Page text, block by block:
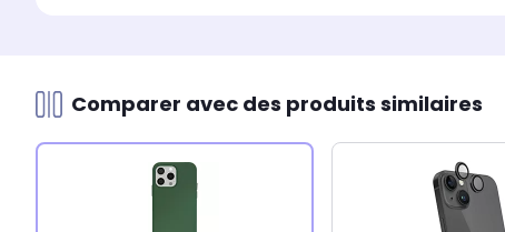
Comparer avec des produits similaires